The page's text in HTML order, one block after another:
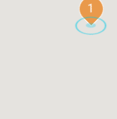
1